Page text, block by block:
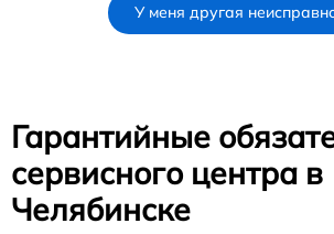
У меня другая
Гарантийные
сервисного центра в
Челябинске